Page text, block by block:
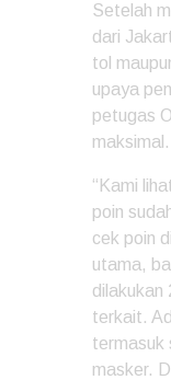
Setelah
dari
tol
upaya
petugas
maksimal.
“Kami
poin
cek poin
utama,
dilakukan
terkait.
termasuk
masker.